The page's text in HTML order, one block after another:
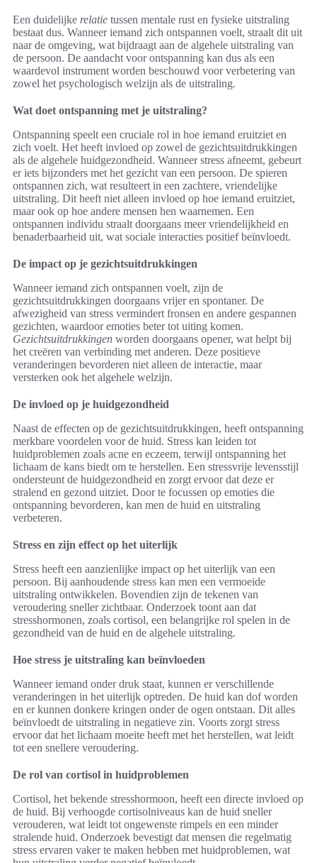
Een duidelijke relatie tussen mentale rust en fysieke uitstraling
bestaat dus. Wanneer iemand zich ontspannen voelt, straalt dit uit
naar de omgeving, wat bijdraagt aan de algehele uitstraling van
de persoon. De aandacht voor ontspanning kan dus als een
waardevol instrument worden beschouwd voor verbetering van
zowel het psychologisch welzijn als de uitstraling.
Wat doet ontspanning met je uitstraling?
Ontspanning speelt een cruciale rol in hoe iemand eruitziet en
zich voelt. Het heeft invloed op zowel de gezichtsuitdrukkingen
als de algehele huidgezondheid. Wanneer stress afneemt, gebeurt
er iets bijzonders met het gezicht van een persoon. De spieren
ontspannen zich, wat resulteert in een zachtere, vriendelijke
uitstraling. Dit heeft niet alleen invloed op hoe iemand eruitziet,
maar ook op hoe andere mensen hen waarnemen. Een
ontspannen individu straalt doorgaans meer vriendelijkheid en
benaderbaarheid uit, wat sociale interacties positief beïnvloedt.
De impact op je gezichtsuitdrukkingen
Wanneer iemand zich ontspannen voelt, zijn de
gezichtsuitdrukkingen doorgaans vrijer en spontaner. De
afwezigheid van stress vermindert fronsen en andere gespannen
gezichten, waardoor emoties beter tot uiting komen.
Gezichtsuitdrukkingen worden doorgaans opener, wat helpt bij
het creëren van verbinding met anderen. Deze positieve
veranderingen bevorderen niet alleen de interactie, maar
versterken ook het algehele welzijn.
De invloed op je huidgezondheid
Naast de effecten op de gezichtsuitdrukkingen, heeft ontspanning
merkbare voordelen voor de huid. Stress kan leiden tot
huidproblemen zoals acne en eczeem, terwijl ontspanning het
lichaam de kans biedt om te herstellen. Een stressvrije levensstijl
ondersteunt de huidgezondheid en zorgt ervoor dat deze er
stralend en gezond uitziet. Door te focussen op emoties die
ontspanning bevorderen, kan men de huid en uitstraling
verbeteren.
Stress en zijn effect op het uiterlijk
Stress heeft een aanzienlijke impact op het uiterlijk van een
persoon. Bij aanhoudende stress kan men een vermoeide
uitstraling ontwikkelen. Bovendien zijn de tekenen van
veroudering sneller zichtbaar. Onderzoek toont aan dat
stresshormonen, zoals cortisol, een belangrijke rol spelen in de
gezondheid van de huid en de algehele uitstraling.
Hoe stress je uitstraling kan beïnvloeden
Wanneer iemand onder druk staat, kunnen er verschillende
veranderingen in het uiterlijk optreden. De huid kan dof worden
en er kunnen donkere kringen onder de ogen ontstaan. Dit alles
beïnvloedt de uitstraling in negatieve zin. Voorts zorgt stress
ervoor dat het lichaam moeite heeft met het herstellen, wat leidt
tot een snellere veroudering.
De rol van cortisol in huidproblemen
Cortisol, het bekende stresshormoon, heeft een directe invloed op
de huid. Bij verhoogde cortisolniveaus kan de huid sneller
verouderen, wat leidt tot ongewenste rimpels en een minder
stralende huid. Onderzoek bevestigt dat mensen die regelmatig
stress ervaren vaker te maken hebben met huidproblemen, wat